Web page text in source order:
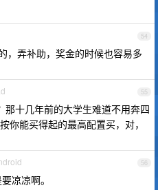
54
，弄补助，奖金的时候也容易多
55
十几年前的大学生难道不用奔四
你能买得起的最高配置买，对，
56
凉凉啊。